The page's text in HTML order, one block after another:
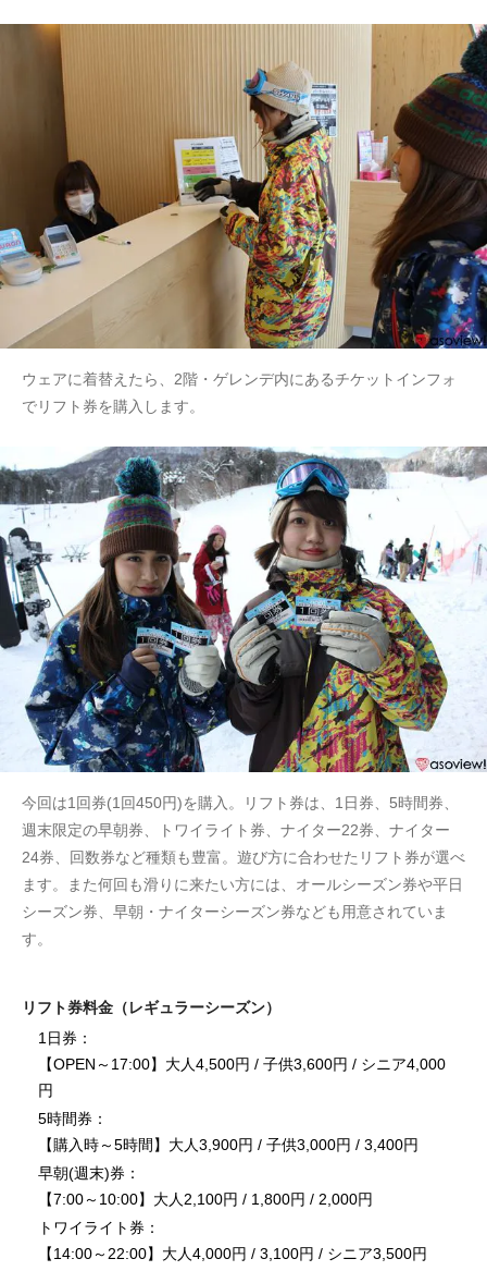
ウェアに着替えたら、2階・ゲレンデ内にあるチケットインフォ
でリフト券を購入します。
今回は1回券(1回450円)を購入。リフト券は、1日券、5時間券、
週末限定の早朝券、トワイライト券、ナイター22券、ナイター
24券、回数券など種類も豊富。遊び方に合わせたリフト券が選べ
ます。また何回も滑りに来たい方には、オールシーズン券や平日
シーズン券、早朝・ナイターシーズン券なども用意されていま
す。
リフト券料金（レギュラーシーズン）
1日券：
【OPEN～17:00】大人4,500円 / 子供3,600円 / シニア4,000
円
5時間券：
【購入時～5時間】大人3,900円 / 子供3,000円 / 3,400円
早朝(週末)券：
【7:00～10:00】大人2,100円 / 1,800円 / 2,000円
トワイライト券：
【14:00～22:00】大人4,000円 / 3,100円 / シニア3,500円